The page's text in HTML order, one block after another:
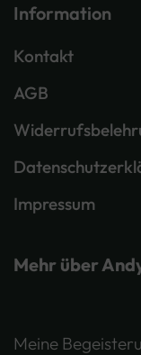
Information
Kontakt
AGB
Impressum
Mehr über
Meine